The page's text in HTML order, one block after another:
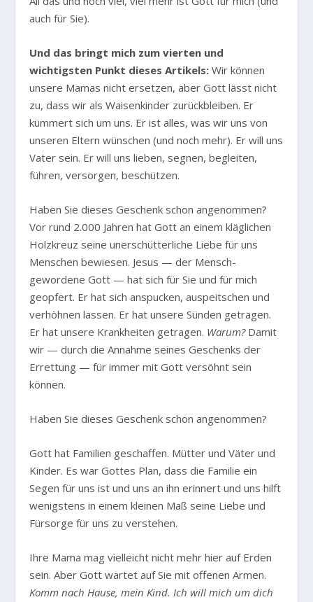
auch für Sie).
Und das bringt mich zum vierten und
wichtigsten Punkt dieses Artikels: Wir können
unsere Mamas nicht ersetzen, aber Gott lässt nicht
zu, dass wir als Waisenkinder zurückbleiben. Er
kümmert sich um uns. Er ist alles, was wir uns von
unseren Eltern wünschen (und noch mehr). Er will uns
Vater sein. Er will uns lieben, segnen, begleiten,
führen, versorgen, beschützen.
Haben Sie dieses Geschenk schon angenommen?
Vor rund 2.000 Jahren hat Gott an einem kläglichen
Holzkreuz seine unerschütterliche Liebe für uns
Menschen bewiesen. Jesus — der Mensch-
gewordene Gott — hat sich für Sie und für mich
geopfert. Er hat sich anspucken, auspeitschen und
verhöhnen lassen. Er hat unsere Sünden getragen.
Er hat unsere Krankheiten getragen. Warum?Damit
wir — durch die Annahme seines Geschenks der
Errettung — für immer mit Gott versöhnt sein
können.
Haben Sie dieses Geschenk schon angenommen?
Gott hat Familien geschaffen. Mütter und Väter und
Kinder. Es war Gottes Plan, dass die Familie ein
Segen für uns ist und uns an ihn erinnert und uns hilft
wenigstens in einem kleinen Maß seine Liebe und
Fürsorge für uns zu verstehen.
Ihre Mama mag vielleicht nicht mehr hier auf Erden
sein. Aber Gott wartet auf Sie mit offenen Armen.
Komm nach Hause, mein Kind. Ich will mich um dich